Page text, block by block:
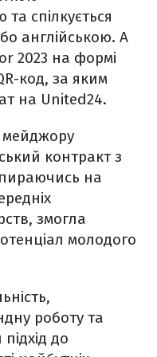
спілкується
англійською. А
2023 на формі
код, за яким
на United24.
мейджору
контракт з
на
змогла
молодого
роботу та
до